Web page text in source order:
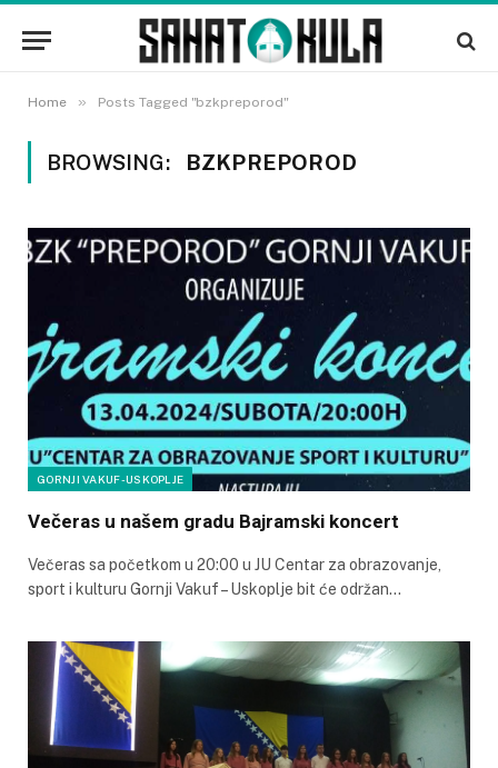
Home » Posts Tagged "bzkpreporod"
BROWSING: BZKPREPOROD
GORNJI VAKUF-USKOPLJE
Večeras u našem gradu Bajramski koncert
Večeras sa početkom u 20:00 u JU Centar za obrazovanje,
sport i kulturu Gornji Vakuf – Uskoplje bit će održan…